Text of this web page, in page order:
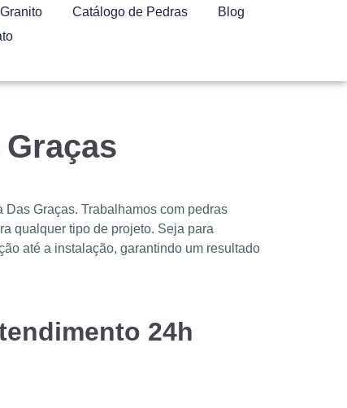
Catálogo de Pedras
Blog
Graças. Trabalhamos com pedras
qualquer tipo de projeto. Seja para
até a instalação, garantindo um resultado
24h